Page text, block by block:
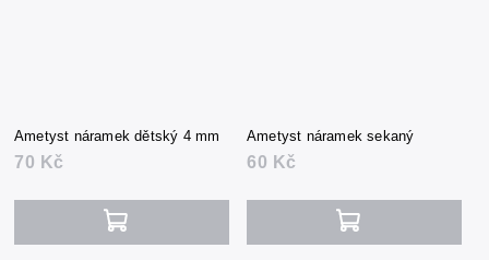
Ametyst náramek dětský 4 mm
70 Kč
Ametyst náramek sekaný
60 Kč